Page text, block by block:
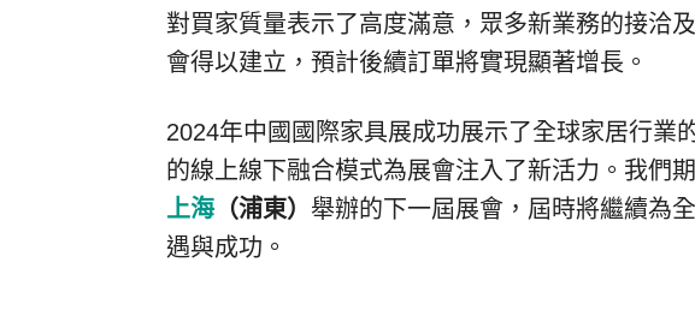
對買家質量表示了高度滿意，眾多新業務的接洽
會得以建立，預計後續訂單將實現顯著增長。
2024年中國國際家具展成功展示了全球家居行業
的線上線下融合模式為展會注入了新活力。我們
上海 （浦東） 舉辦的下一屆展會，屆時將繼續為
遇與成功。